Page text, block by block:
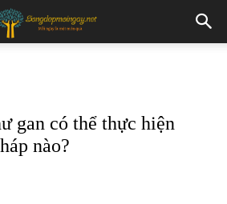
gan có thể thực hiện
nào?